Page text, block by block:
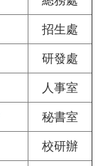
招生處
研發處
人事室
秘書室
校研辦